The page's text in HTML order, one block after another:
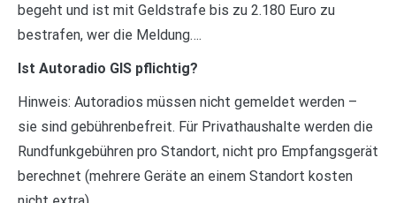
begeht und ist mit Geldstrafe bis zu 2.180 Euro zu
bestrafen, wer die Meldung….
Ist Autoradio GIS pflichtig?
Hinweis: Autoradios müssen nicht gemeldet werden –
sie sind gebührenbefreit. Für Privathaushalte werden die
Rundfunkgebühren pro Standort, nicht pro Empfangsgerät
berechnet (mehrere Geräte an einem Standort kosten